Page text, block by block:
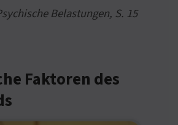
Belastungen, S. 15
Faktoren des